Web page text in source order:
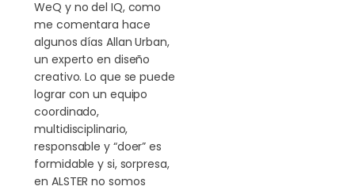
WeQ y no del IQ, como
me comentara hace
algunos días Allan Urban,
un experto en diseño
creativo. Lo que se puede
lograr con un equipo
coordinado,
multidisciplinario,
responsable y “doer” es
formidable y si, sorpresa,
en ALSTER no somos